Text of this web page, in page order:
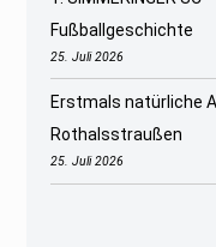
Fußballgeschichte
25. Juli 2026
Erstmals natürliche
Rothalsstraußen
25. Juli 2026